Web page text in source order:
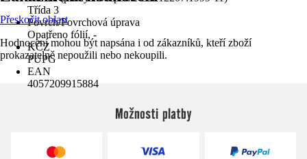
Třída 3
Povrch/Povrchová úprava
Opatřeno fólií, -
KČZ
PUPG
EAN
4057209915884
Přeskočit oblast
Hodnocení mohou být napsána i od zákazníků, kteří zboží
prokazatelně nepoužili nebo nekoupili.
Možnosti platby